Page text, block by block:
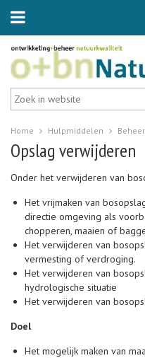
Home Hulpmiddelen
Opslag verwijderen
Onder het verwijderen van
Het vrijmaken van
directie omgeving als
chopperen, maaien of
Het verwijderen van
vermesting of verdroging.
Het verwijderen van
hydrologische situatie
Het verwijderen van
Doel
Het mogelijk maken van